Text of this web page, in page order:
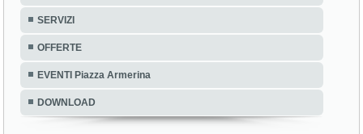
SERVIZI
OFFERTE
EVENTI Piazza Armerina
DOWNLOAD